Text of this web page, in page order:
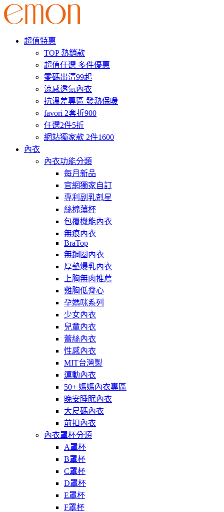
超值特惠
TOP 熱銷款
超值任選 多件優惠
零碼出清99起
涼感透氣內衣
抗溫差專區 發熱保暖
favori 2套折900
任選2件5折
網站獨家款 2件1600
內衣
內衣功能分類
每月新品
官網獨家自訂
專利副乳剋星
絲棉薄杯
包覆機能內衣
無痕內衣
BraTop
無鋼圈內衣
厚墊爆乳內衣
上胸無肉推薦
雞胸低脊心
孕媽咪系列
少女內衣
兒童內衣
蕾絲內衣
性感內衣
MIT台灣製
運動內衣
50+ 媽媽內衣專區
晚安睡眠內衣
大尺碼內衣
前扣內衣
內衣罩杯分類
A罩杯
B罩杯
C罩杯
D罩杯
E罩杯
F罩杯